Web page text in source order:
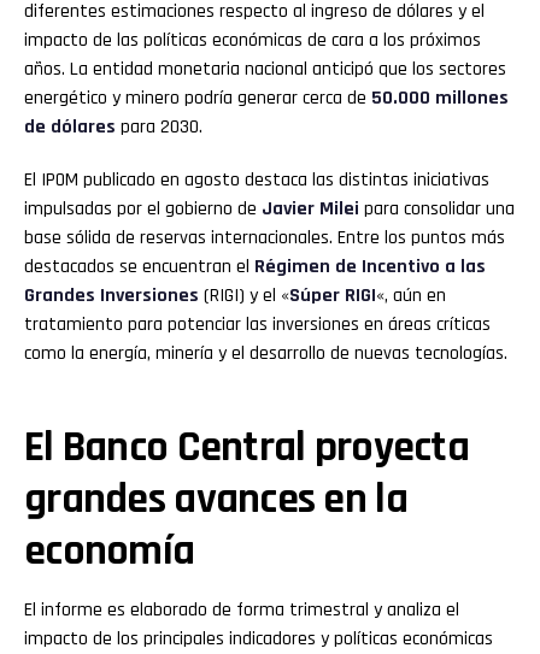
diferentes estimaciones respecto al ingreso de dólares y el
impacto de las políticas económicas de cara a los próximos
años. La entidad monetaria nacional anticipó que los sectores
energético y minero podría generar cerca de 50.000 millones
de dólares para 2030.
El IPOM publicado en agosto destaca las distintas iniciativas
impulsadas por el gobierno de Javier Milei para consolidar una
base sólida de reservas internacionales. Entre los puntos más
destacados se encuentran el Régimen de Incentivo a las
Grandes Inversiones (RIGI) y el «Súper RIGI«, aún en
tratamiento para potenciar las inversiones en áreas críticas
como la energía, minería y el desarrollo de nuevas tecnologías.
El Banco Central proyecta
grandes avances en la
economía
El informe es elaborado de forma trimestral y analiza el
impacto de los principales indicadores y políticas económicas